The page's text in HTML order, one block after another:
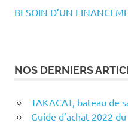
BESOIN D’UN
NOS DERNIERS
TAKACAT, bateau de
Guide d’achat 2022